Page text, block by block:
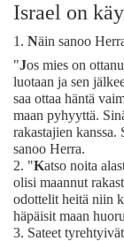
Israel on
1. Näin sanoo
"Jos mies on
luotaan ja sen
saa ottaa häntä
maan pyhyyttä.
rakastajien
sanoo Herra.
2. "Katso noita
olisi maannut
odottelit heitä niin
häpäisit maan
3. Sateet